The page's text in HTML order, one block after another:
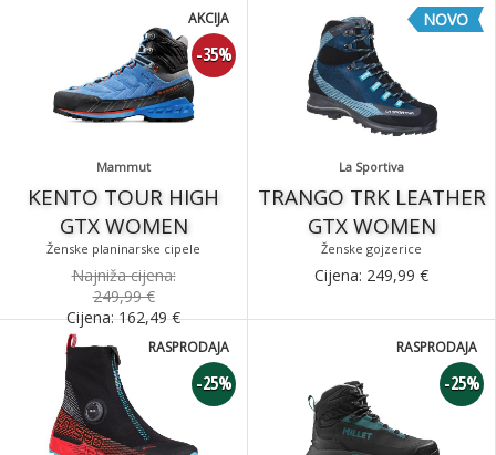
Mammut
KENTO TOUR HIGH
GTX WOMEN
Ženske planinarske cipele
-35%
AKCIJA
Najniža cijena:
249,99 €
Cijena:162,49€
La Sportiva
TRANGO TRK LEATHER
GTX WOMEN
Ženske gojzerice
NOVO
Cijena: 249,99 €
-25%
RASPRODAJA
-25%
RASPRODAJA